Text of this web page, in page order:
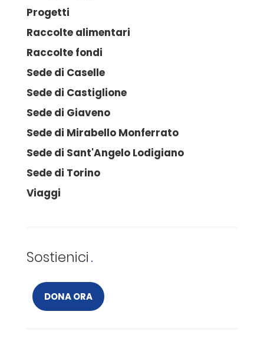
Progetti
Raccolte alimentari
Raccolte fondi
Sede di Caselle
Sede di Castiglione
Sede di Giaveno
Sede di Mirabello Monferrato
Sede di Sant'Angelo Lodigiano
Sede di Torino
Viaggi
Sostienici
DONA ORA